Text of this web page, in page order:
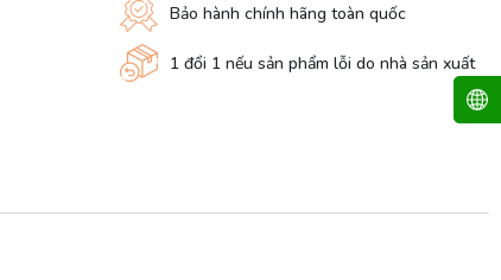
Bảo hành chính hãng toàn quốc
1 đổi 1 nếu sản phẩm lỗi do nhà sản xuất